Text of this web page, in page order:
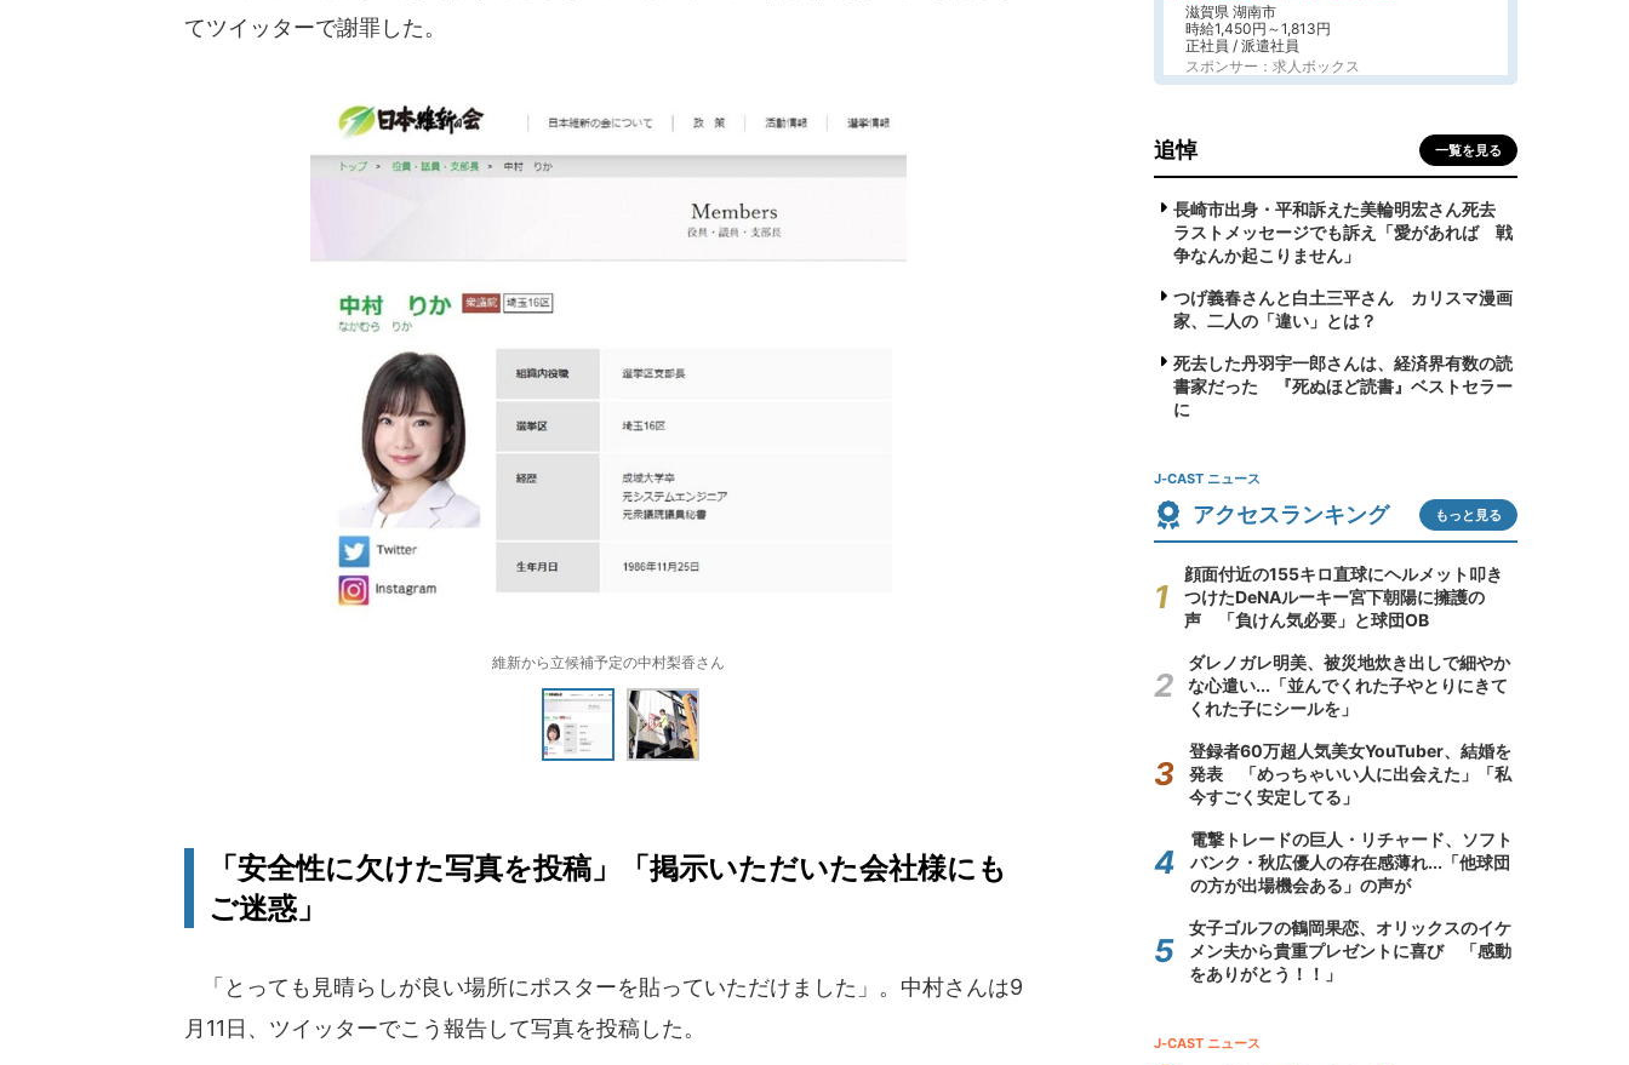
てツイッターで謝罪した。
維新から立候補予定の中村梨香さん
「安全性に欠けた写真を投稿」「掲示いただいた会社様にも
ご迷惑」
「とっても見晴らしが良い場所にポスターを貼っていただけました」。中村さんは9
月11日、ツイッターでこう報告して写真を投稿した。
滋賀県 湖南市
時給1,450円～1,813円
正社員 / 派遣社員
スポンサー：求人ボックス
追悼 一覧を見る
長崎市出身・平和訴えた美輪明宏さん死去
ラストメッセージでも訴え「愛があれば 戦
争なんか起こりません」
つげ義春さんと白土三平さん カリスマ漫画
家、二人の「違い」とは？
死去した丹羽宇一郎さんは、経済界有数の読
書家だった 『死ぬほど読書』ベストセラー
に
J-CAST ニュース
アクセスランキング もっと見る
顔面付近の155キロ直球にヘルメット叩き
つけたDeNAルーキー宮下朝陽に擁護の
声 「負けん気必要」と球団OB
ダレノガレ明美、被災地炊き出しで細やか
な心遣い...「並んでくれた子やとりにきて
くれた子にシールを」
登録者60万超人気美女YouTuber、結婚を
発表 「めっちゃいい人に出会えた」「私
今すごく安定してる」
電撃トレードの巨人・リチャード、ソフト
バンク・秋広優人の存在感薄れ...「他球団
の方が出場機会ある」の声が
女子ゴルフの鶴岡果恋、オリックスのイケ
メン夫から貴重プレゼントに喜び 「感動
をありがとう！！」
J-CAST ニュース